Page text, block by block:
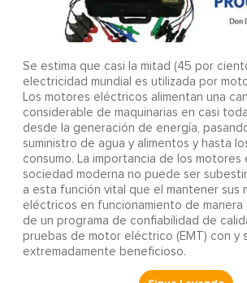
Se estima que casi la mitad (45 por
electricidad mundial es utilizada por
Los motores eléctricos alimentan una
considerable de maquinarias en casi
desde la generación de energía,
suministro de agua y alimentos y hasta
consumo. La importancia de los motores
sociedad moderna no puede ser
a esta función vital que el mantener sus
eléctricos en funcionamiento de
de un programa de confiabilidad de
pruebas de motor eléctrico (EMT) con y
extremadamente beneficioso.